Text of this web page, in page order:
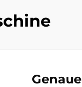
Genaue